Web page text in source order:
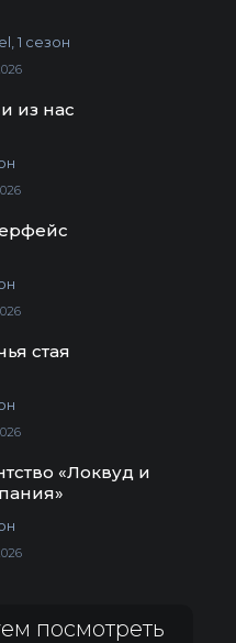
1 сезон
из нас
стая
«Локвуд и
посмотреть